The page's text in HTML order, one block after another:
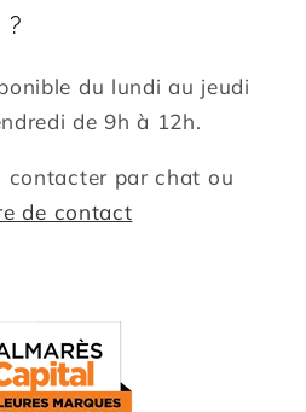
?
du lundi au jeudi
de 9h à 12h.
contacter par chat ou
de contact